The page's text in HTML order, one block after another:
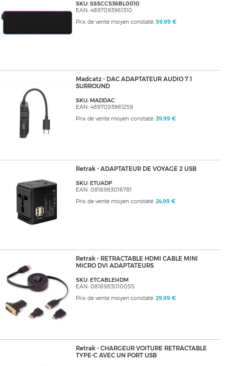
SKU: SSSCCS36BL0010
EAN: 4897093961310
Prix de vente moyen constaté: 59,99 €
Madcatz - DAC ADAPTATEUR AUDIO 7.1
SURROUND
SKU: MADDAC
EAN: 4897093961259
Prix de vente moyen constaté: 39,99 €
Retrak - ADAPTATEUR DE VOYAGE 2 USB
SKU: ETUADP
EAN: 0816983016781
Prix de vente moyen constaté: 24,99 €
Retrak - RETRACTABLE HDMI CABLE MINI
MICRO DVI ADAPTATEURS
SKU: ETCABLEHDM
EAN: 0816983010055
Prix de vente moyen constaté: 29,99 €
Retrak - CHARGEUR VOITURE RETRACTABLE
TYPE-C AVEC UN PORT USB